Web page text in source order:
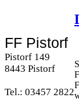
FF Pistorf
Pistorf 149
8443 Pistorf
Tel.: 03457 2822